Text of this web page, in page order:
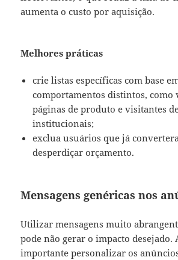
aumenta o custo por aquisição.
Melhores práticas
crie listas específicas com base
comportamentos distintos, como
páginas de produto e visitantes
institucionais;
exclua usuários que já
desperdiçar orçamento.
Mensagens genéricas nos
Utilizar mensagens muito
pode não gerar o impacto desejado.
importante personalizar os